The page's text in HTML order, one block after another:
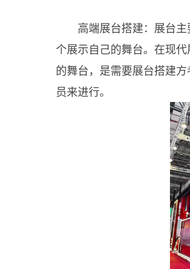
高端展台搭建：展台主
个展示自己的舞台。在现
的舞台，是需要展台搭建
员来进行。